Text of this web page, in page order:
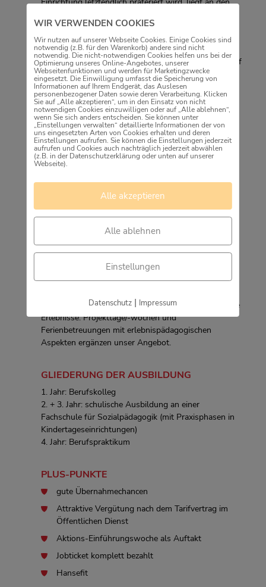
Einzelnen.
DasKonTiKi(Kontakt-Tier-Kind) ist die natur- und
umweltpädagogische Einrichtung auf dem Mundenhof
in Freiburg. Wir arbeiten inklusiv und tiergestützt.
Erlebnispädagogische Elemente sind zentraler
Bestandteil unserer Arbeit. Es hatein großzügiges
Gelände und verfügt über eigene Tiere
(Pferde, Esel, Mulis, Alpakas, Schafe, Ziegen,
Katzen und viele Hühner), welche die
pädagogische Arbeit unterstützen.
Schulkinder und Jugendliche können bei uns Natur,
Tiere und Nachhaltigkeit mit allen Sinnen entdecken.
oder andere Gruppen mit denen wir zu tier- und
umweltspezifischen Themen Projekte durchführen.
Nachmittags bieten wir offene Gruppen an. Hier
versorgen die Kinder unter pädagogischer Anleitung
unsere Tiere, beschäftigen sich mit deren
Lebensweise, bauen Beziehungen auf und lernen so
Gelände viel Raum für Spiel, Kreativität und vielfältige
Erlebnisse. Projekttage/-wochen und
Ferienbetreuungen mit erlebnispädagogischen
Aspekten ergänzen unser Angebot.
GLIEDERUNG DER AUSBILDUNG
1. Jahr: Berufskolleg
2. + 3. Jahr: schulische Ausbildung an einer
Fachschule für Sozialpädagogik (mit Praxisphasen in
Kindertageseinrichtungen)
4. Jahr: Berufspraktikum
PLUS-PUNKTE
gute Übernahmechancen
Attraktive Vergütung nach dem Tarifvertrag im
Öffentlichen Dienst
Aktions-Einführungswoche als Auftakt
Jobticket komplett bezahlt
Hansefit
WIR VERWENDEN COOKIES
Wir nutzen auf unserer Webseite Cookies. Einige Cookies sind
notwendig (z.B. für den Warenkorb) andere sind nicht
notwendig. Die nicht-notwendigen Cookies helfen uns bei der
Optimierung unseres Online-Angebotes, unserer
Webseitenfunktionen und werden für Marketingzwecke
eingesetzt. Die Einwilligung umfasst die Speicherung von
Informationen auf Ihrem Endgerät, das Auslesen
personenbezogener Daten sowie deren Verarbeitung. Klicken
Sie auf „Alle akzeptieren“, um in den Einsatz von nicht
notwendigen Cookies einzuwilligen oder auf „Alle ablehnen“,
wenn Sie sich anders entscheiden. Sie können unter
„Einstellungen verwalten“ detaillierte Informationen der von
uns eingesetzten Arten von Cookies erhalten und deren
Einstellungen aufrufen. Sie können die Einstellungen jederzeit
aufrufen und Cookies auch nachträglich jederzeit abwählen
(z.B. in der Datenschutzerklärung oder unten auf unserer
Webseite).
Alle akzeptieren
Alle ablehnen
Einstellungen
Datenschutz | Impressum